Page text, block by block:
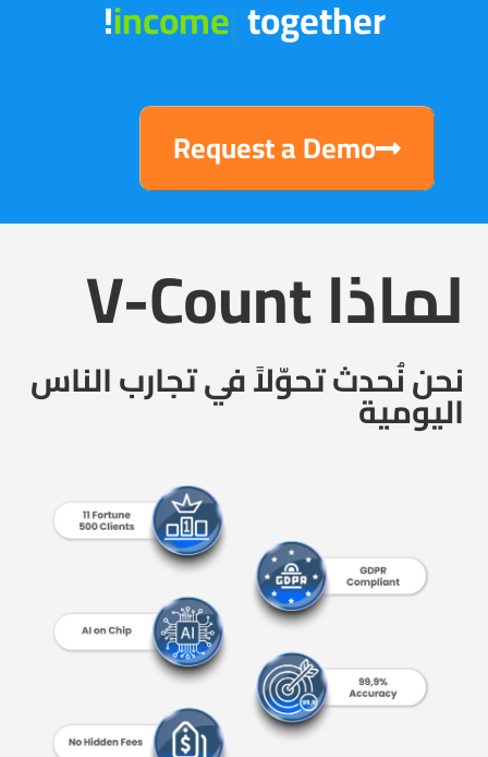
Request a Demo
لماذا V-Count
نحن نُحدث تحوّلاً في تجارب الناس
اليومية